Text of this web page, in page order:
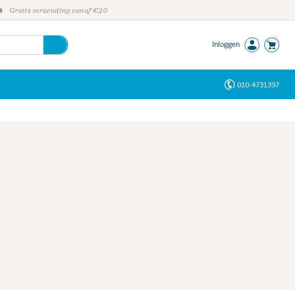
Gratis verzending vanaf €20
Inloggen
010-4731397
Personen